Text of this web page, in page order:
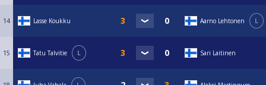
14 Lasse Koukku Aarno Lehtonen L
15 Tatu Talvitie L Sari Laitinen